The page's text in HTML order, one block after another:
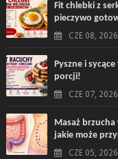
Fit chlebki z
pieczywo
CZE 08, 2026
Pyszne i
porcji!
CZE 07, 2026
Masaż
jakie może
CZE 05, 2026